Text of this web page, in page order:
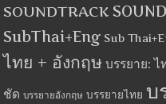
SOUNDTRACK
SubThai+Eng Sub
ไทย + อังกฤษ บรรยาย:
ชัด บรรยายอังกฤษ บรรยายไทย บ